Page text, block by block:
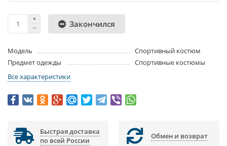
Закончился
Модель
Спортивный костюм
Предмет одежды
Спортивные костюмы
Все характеристики
Быстрая доставка
по всей России
Обмен и возврат